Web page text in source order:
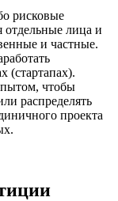
рисковые
лица и
и частные.
(стартапах).
чтобы
распределять
проекта